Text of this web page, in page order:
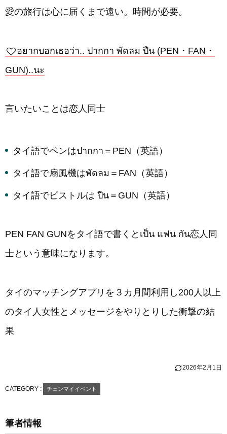
愛の旅行は心に届くまで遠い。時間が必要。
อยากบอกเธอว่า.. ปากกา พัดลม ปืน (PEN・FAN・
GUN)..นะ
言いたいことは恋人同士
タイ語でペンはปากกา＝PEN（英語）
タイ語で扇風機はพัดลม＝FAN（英語）
タイ語でピストルは ปืน＝GUN（英語）
PEN FAN GUNをタイ語で書くとเป็น แฟน กัน恋人同
士という意味になります。
タイのマッチングアプリを３カ月間利用し200人以上
のタイ人女性とメッセージをやりとりした衝撃の結
果
2026年2月1日
CATEGORY : チェンマイイベント
筆者情報